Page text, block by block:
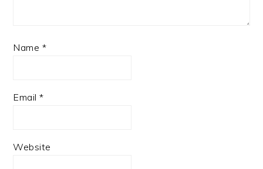
Name *
Email*
Website